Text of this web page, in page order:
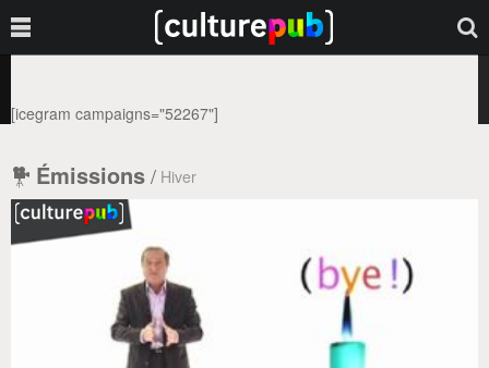
[icegram campaigns="52267"]
Émissions/ Hiver